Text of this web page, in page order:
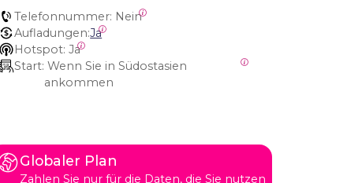
Telefonnummer: Nein
Aufladungen:Ja
Hotspot: Ja
Start: Wenn Sie in Südostasien
ankommen
Globaler Plan
Zahlen Sie nur für die Daten, die Sie nutzen